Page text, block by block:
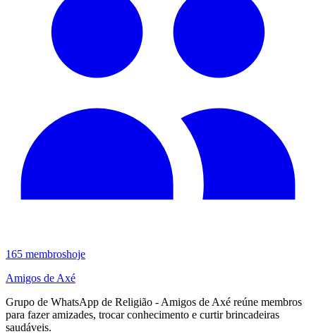
165 membroshoje
Amigos de Axé
Grupo de WhatsApp de Religião - Amigos de Axé reúne membros
para fazer amizades, trocar conhecimento e curtir brincadeiras
saudáveis.